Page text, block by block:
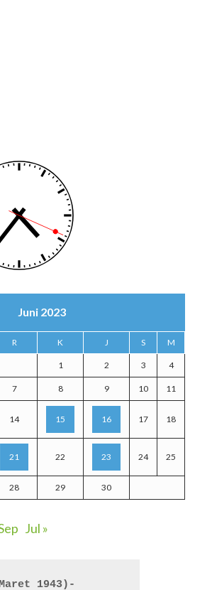
Juni 2023
R K J S M
1 2 3 4
7 8 9 10 11
14 15 16 17 18
21 22 23 24 25
28 29 30
Jul »
1943)-